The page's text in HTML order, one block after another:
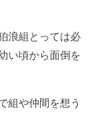
浪組とっては必
い頃から面倒を
組や仲間を想う